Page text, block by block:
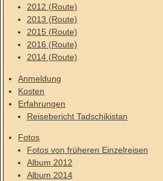
2012 (Route)
2013 (Route)
2015 (Route)
2016 (Route)
2014 (Route)
Anmeldung
Kosten
Erfahrungen
Reisebericht Tadschikistan
Fotos
Fotos von früheren Einzelreisen
Album 2012
Album 2014